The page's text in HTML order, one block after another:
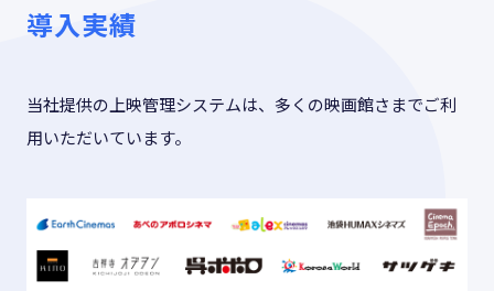
導入実績
当社提供の上映管理システムは、多くの映画館さまでご利
用いただいています。